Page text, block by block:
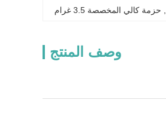
حزمة كالي المخصصة 3.5 غرام
وصف المنتج